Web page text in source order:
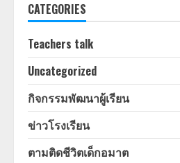
CATEGORIES
Teachers talk
Uncategorized
กิจกรรมพัฒนาผู้เรียน
ข่าวโรงเรียน
ตามติดชีวิตเด็กอมาต